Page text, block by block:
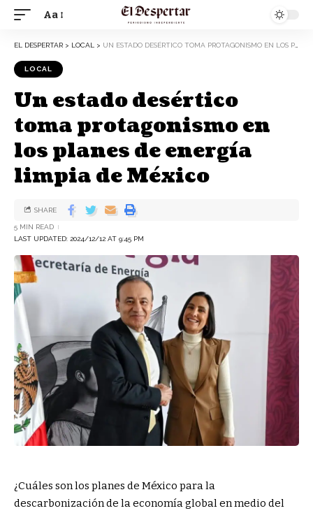
Aa
EL DESPERTAR > LOCAL > UN ESTADO DESÉRTICO TOMA PROTAGONISMO EN LOS PLANES DE ENERGÍA LIMPIA DE MÉXICO
LOCAL
Un estado desértico
toma protagonismo en
los planes de energía
limpia de México
LAST UPDATED: 2024/12/12 AT 9:45 PM
5 MIN READ
SHARE
¿Cuáles son los planes de México para la
descarbonización de la economía global en medio del